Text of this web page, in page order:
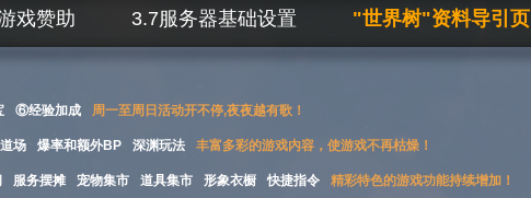
戏赞助 3.7服务器基础设置 "世界树"资料导引页
⑥经验加成 周一至周日活动开不停,夜夜越有歌！
场 爆率和额外BP 深渊玩法 丰富多彩的游戏内容，使游戏不再枯燥！
服务摆摊 宠物集市 道具集市 形象衣橱 快捷指令 精彩特色的游戏功能持续增加！